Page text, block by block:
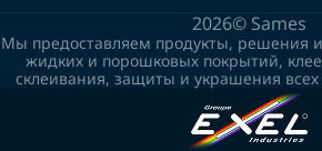
2026© Sames
Мы предоставляем продукты, решения и
жидких и порошковых покрытий,
склеивания, защиты и украшения всех